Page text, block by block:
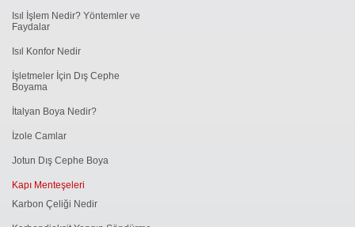
Isıl İşlem Nedir? Yöntemler ve
Faydalar
Isıl Konfor Nedir
İşletmeler İçin Dış Cephe
Boyama
İtalyan Boya Nedir?
İzole Camlar
Jotun Dış Cephe Boya
Kapı Menteşeleri
Karbon Çeliği Nedir